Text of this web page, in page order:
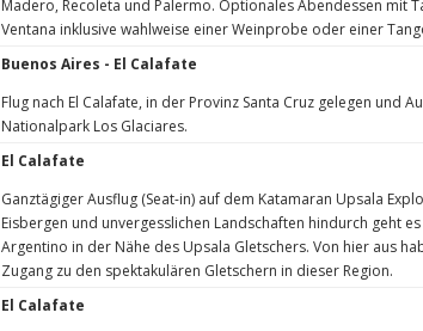
Madero, Recoleta und Palermo. Optionales Abendessen mit
Ventana inklusive wahlweise einer Weinprobe oder einer
Buenos Aires - El Calafate
Flug nach El Calafate, in der Provinz Santa Cruz gelegen und
Nationalpark Los Glaciares.
El Calafate
Ganztägiger Ausflug (Seat-in) auf dem Katamaran Upsala
Eisbergen und unvergesslichen Landschaften hindurch geht
Argentino in der Nähe des Upsala Gletschers. Von hier aus
Zugang zu den spektakulären Gletschern in dieser Region.
El Calafate